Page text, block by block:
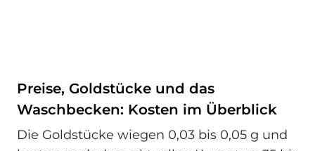
Preise, Goldstücke und das
Waschbecken: Kosten im Überblick
Die Goldstücke wiegen 0,03 bis 0,05 g und